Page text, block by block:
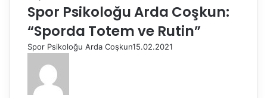
Spor Psikoloğu Arda Coşkun:
“Sporda Totem ve Rutin”
Spor Psikoloğu Arda Coşkun15.02.2021